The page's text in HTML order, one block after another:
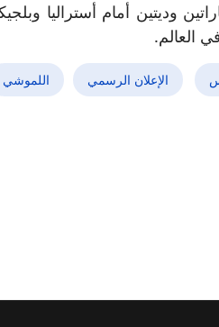
وديتين أمام أستراليا
العالم.
الإعلان الرسمي اللموشي
يكشف قائمة “نسور قرطاج”